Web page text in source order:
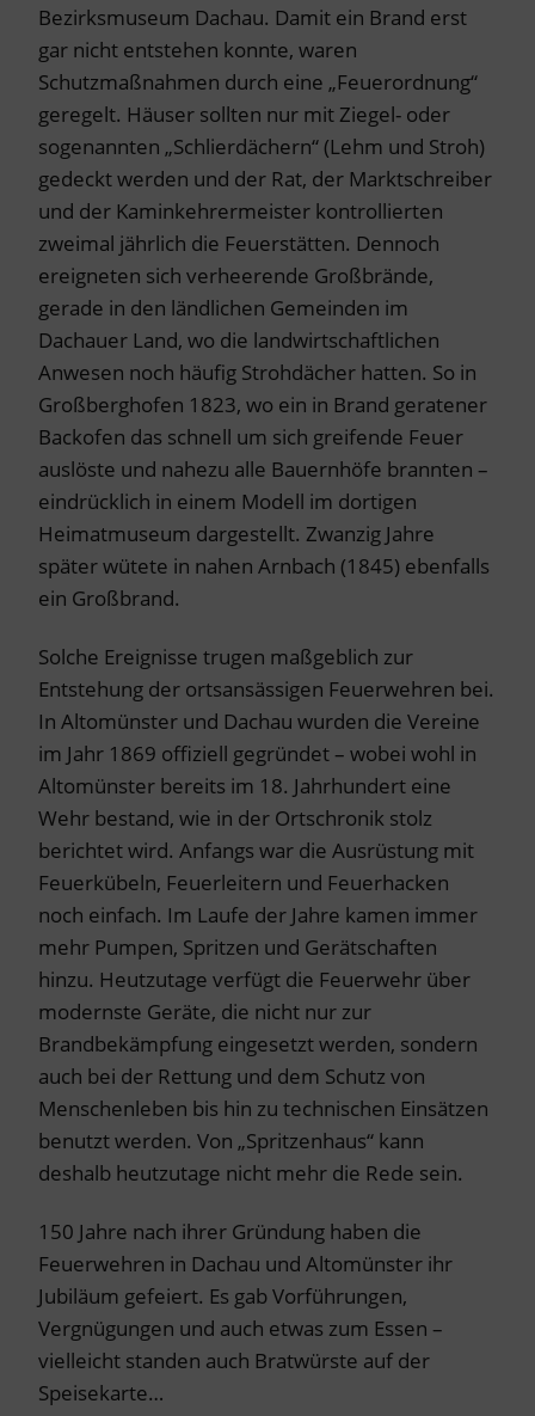
Bezirksmuseum Dachau. Damit ein Brand erst
gar nicht entstehen konnte, waren
Schutzmaßnahmen durch eine „Feuerordnung“
geregelt. Häuser sollten nur mit Ziegel- oder
sogenannten „Schlierdächern“ (Lehm und Stroh)
gedeckt werden und der Rat, der Marktschreiber
und der Kaminkehrermeister kontrollierten
zweimal jährlich die Feuerstätten. Dennoch
ereigneten sich verheerende Großbrände,
gerade in den ländlichen Gemeinden im
Dachauer Land, wo die landwirtschaftlichen
Anwesen noch häufig Strohdächer hatten. So in
Großberghofen 1823, wo ein in Brand geratener
Backofen das schnell um sich greifende Feuer
auslöste und nahezu alle Bauernhöfe brannten –
eindrücklich in einem Modell im dortigen
Heimatmuseum dargestellt. Zwanzig Jahre
später wütete in nahen Arnbach (1845) ebenfalls
ein Großbrand.
Solche Ereignisse trugen maßgeblich zur
Entstehung der ortsansässigen Feuerwehren bei.
In Altomünster und Dachau wurden die Vereine
im Jahr 1869 offiziell gegründet – wobei wohl in
Altomünster bereits im 18. Jahrhundert eine
Wehr bestand, wie in der Ortschronik stolz
berichtet wird. Anfangs war die Ausrüstung mit
Feuerkübeln, Feuerleitern und Feuerhacken
noch einfach. Im Laufe der Jahre kamen immer
mehr Pumpen, Spritzen und Gerätschaften
hinzu. Heutzutage verfügt die Feuerwehr über
modernste Geräte, die nicht nur zur
Brandbekämpfung eingesetzt werden, sondern
auch bei der Rettung und dem Schutz von
Menschenleben bis hin zu technischen Einsätzen
benutzt werden. Von „Spritzenhaus“ kann
deshalb heutzutage nicht mehr die Rede sein.
150 Jahre nach ihrer Gründung haben die
Feuerwehren in Dachau und Altomünster ihr
Jubiläum gefeiert. Es gab Vorführungen,
Vergnügungen und auch etwas zum Essen –
vielleicht standen auch Bratwürste auf der
Speisekarte…